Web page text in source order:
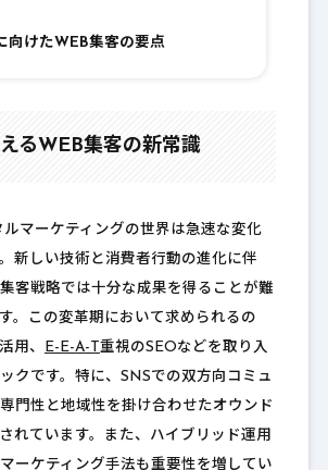
向けたWEB集客の要点
るWEB集客の新常識
マーケティングの世界は急速な変化
新しい技術と消費者行動の進化に伴
客戦略では十分な成果を得ることが難
。この変革期において求められるの
用、 E-E-A-T重視のSEOなどを取り入
クです。特に、SNSでの双方向コミュ
門性と地域性を掛け合わせたオウンド
れています。また、ハイブリッド運用
ーケティング手法も重要性を増してい